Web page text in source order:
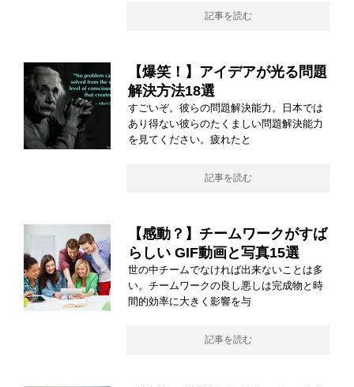
記事を読む
【爆笑！】アイデアが光る問題
解決方法18選
すごいぞ。彼らの問題解決能力。日本では
あり得ない彼らのたくましい問題解決能力
を見てください。疲れたと
記事を読む
【感動？】チームワークがすば
らしい GIF動画と写真15選
世の中チームでなければ出来ないことは多
い。チームワークの良し悪しは完成物と時
間的効率に大きく影響を与
記事を読む